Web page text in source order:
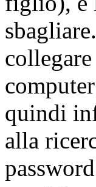
quindi
alla